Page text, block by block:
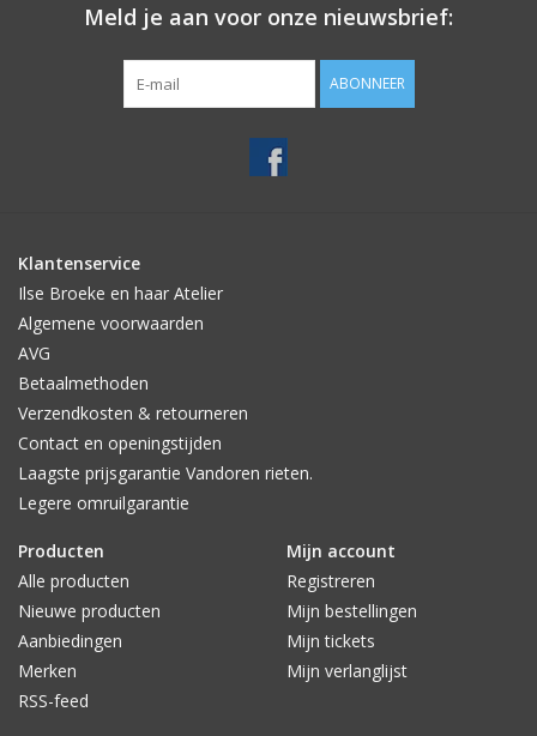
Meld je aan voor onze nieuwsbrief:
ABONNEER
Klantenservice
Ilse Broeke en haar Atelier
Algemene voorwaarden
AVG
Betaalmethoden
Verzendkosten & retourneren
Contact en openingstijden
Laagste prijsgarantie Vandoren rieten.
Legere omruilgarantie
Producten
Alle producten
Nieuwe producten
Aanbiedingen
Merken
RSS-feed
Mijn account
Registreren
Mijn bestellingen
Mijn tickets
Mijn verlanglijst